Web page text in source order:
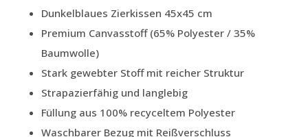
Dunkelblaues Zierkissen 45x45 cm
Premium Canvasstoff (65% Polyester / 35%
Baumwolle)
Stark gewebter Stoff mit reicher Struktur
Strapazierfähig und langlebig
Füllung aus 100% recyceltem Polyester
Waschbarer Bezug mit Reißverschluss